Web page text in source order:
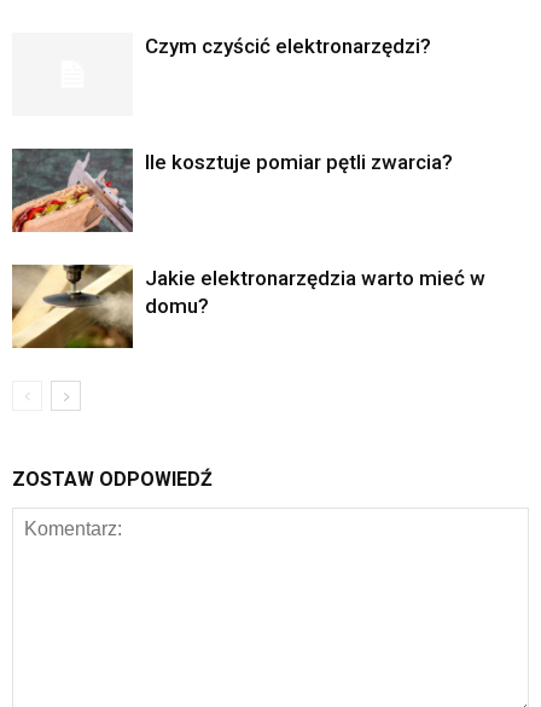
Czym czyścić elektronarzędzi?
Ile kosztuje pomiar pętli zwarcia?
Jakie elektronarzędzia warto mieć w
domu?
ZOSTAW ODPOWIEDŹ